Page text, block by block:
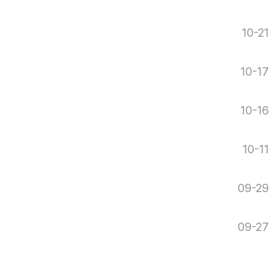
10-21
10-17
10-16
10-11
09-29
09-27